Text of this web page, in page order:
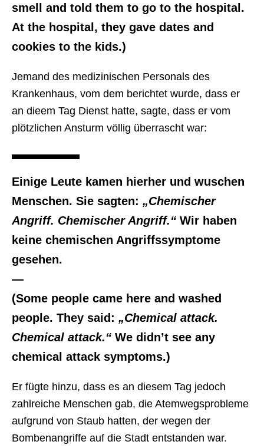
smell and told them to go to the hospital.
At the hospital, they gave dates and
cookies to the kids.)
Jemand des medizinischen Personals des
Krankenhaus, vom dem berichtet wurde, dass er
an dieem Tag Dienst hatte, sagte, dass er vom
plötzlichen Ansturm völlig überrascht war:
Einige Leute kamen hierher und wuschen
Menschen. Sie sagten: „Chemischer
Angriff. Chemischer Angriff.“ Wir haben
keine chemischen Angriffssymptome
gesehen.
—
(Some people came here and washed
people. They said: „Chemical attack.
Chemical attack.“ We didn’t see any
chemical attack symptoms.)
Er fügte hinzu, dass es an diesem Tag jedoch
zahlreiche Menschen gab, die Atemwegsprobleme
aufgrund von Staub hatten, der wegen der
Bombenangriffe auf die Stadt entstanden war.